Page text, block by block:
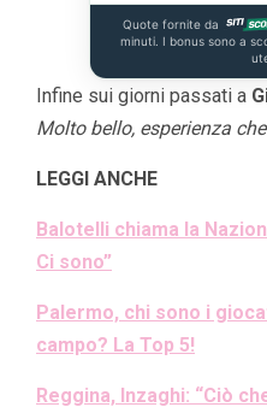
Quote fornite da
minuti. I bonus sono a
Infine sui giorni passati a
Molto bello, esperienza
LEGGI ANCHE
Balotelli chiama la
Ci sono”
Palermo, chi sono i
campo? La Top 5!
Reggina, Inzaghi: “Ciò